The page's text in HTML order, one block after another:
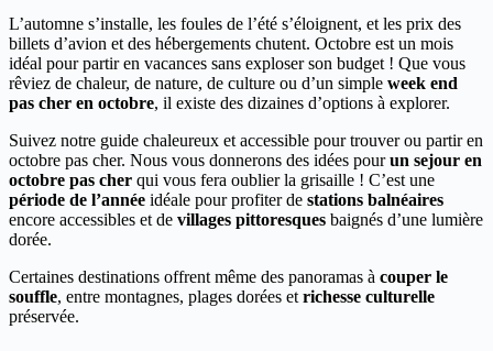
L’automne s’installe, les foules de l’été s’éloignent, et les prix des
billets d’avion et des hébergements chutent. Octobre est un mois
idéal pour partir en vacances sans exploser son budget ! Que vous
rêviez de chaleur, de nature, de culture ou d’un simple week end
pas cher en octobre, il existe des dizaines d’options à explorer.
Suivez notre guide chaleureux et accessible pour trouver ou partir en
octobre pas cher. Nous vous donnerons des idées pourun sejour en
octobre pas cher qui vous fera oublier la grisaille ! C’est une
période de l’année idéale pour profiter de stations balnéaires
encore accessibles et de villages pittoresques baignés d’une lumière
dorée.
Certaines destinations offrent même des panoramas à couper le
souffle, entre montagnes, plages dorées et richesse culturelle
préservée.